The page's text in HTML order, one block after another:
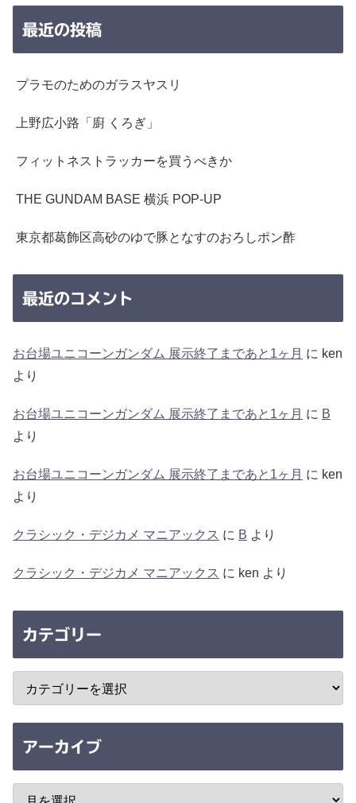
最近の投稿
プラモのためのガラスヤスリ
上野広小路「廚 くろぎ」
フィットネストラッカーを買うべきか
THE GUNDAM BASE 横浜 POP-UP
東京都葛飾区高砂のゆで豚となすのおろしポン酢
最近のコメント
お台場ユニコーンガンダム 展示終了まであと1ヶ月 に ken
より
お台場ユニコーンガンダム 展示終了まであと1ヶ月 に B
より
お台場ユニコーンガンダム 展示終了まであと1ヶ月 に ken
より
クラシック・デジカメ マニアックス に B より
クラシック・デジカメ マニアックス に ken より
カテゴリー
アーカイブ